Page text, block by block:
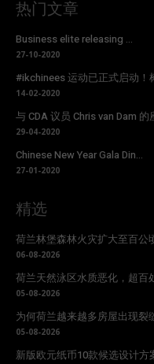
热门文章
Business elite releasing ...
27-10-2020
#ikchinees 运动已正式启动！
14-02-2020
与 CDA 议员 Chris van Dam 的
29-04-2020
Chinese New Year Gala Din...
27-01-2020
精选
荷兰林堡森林火灾扩大至百公
06-08-2026
荷兰天然泳区水质恶化，超百
05-08-2026
为何荷兰越来越多房屋出现裂
05-08-2026
新版欧元纸币10款候选设计方